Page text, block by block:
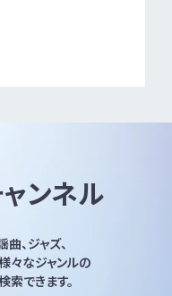
ンネル
、ジャズ、
々なジャンルの
索できます。